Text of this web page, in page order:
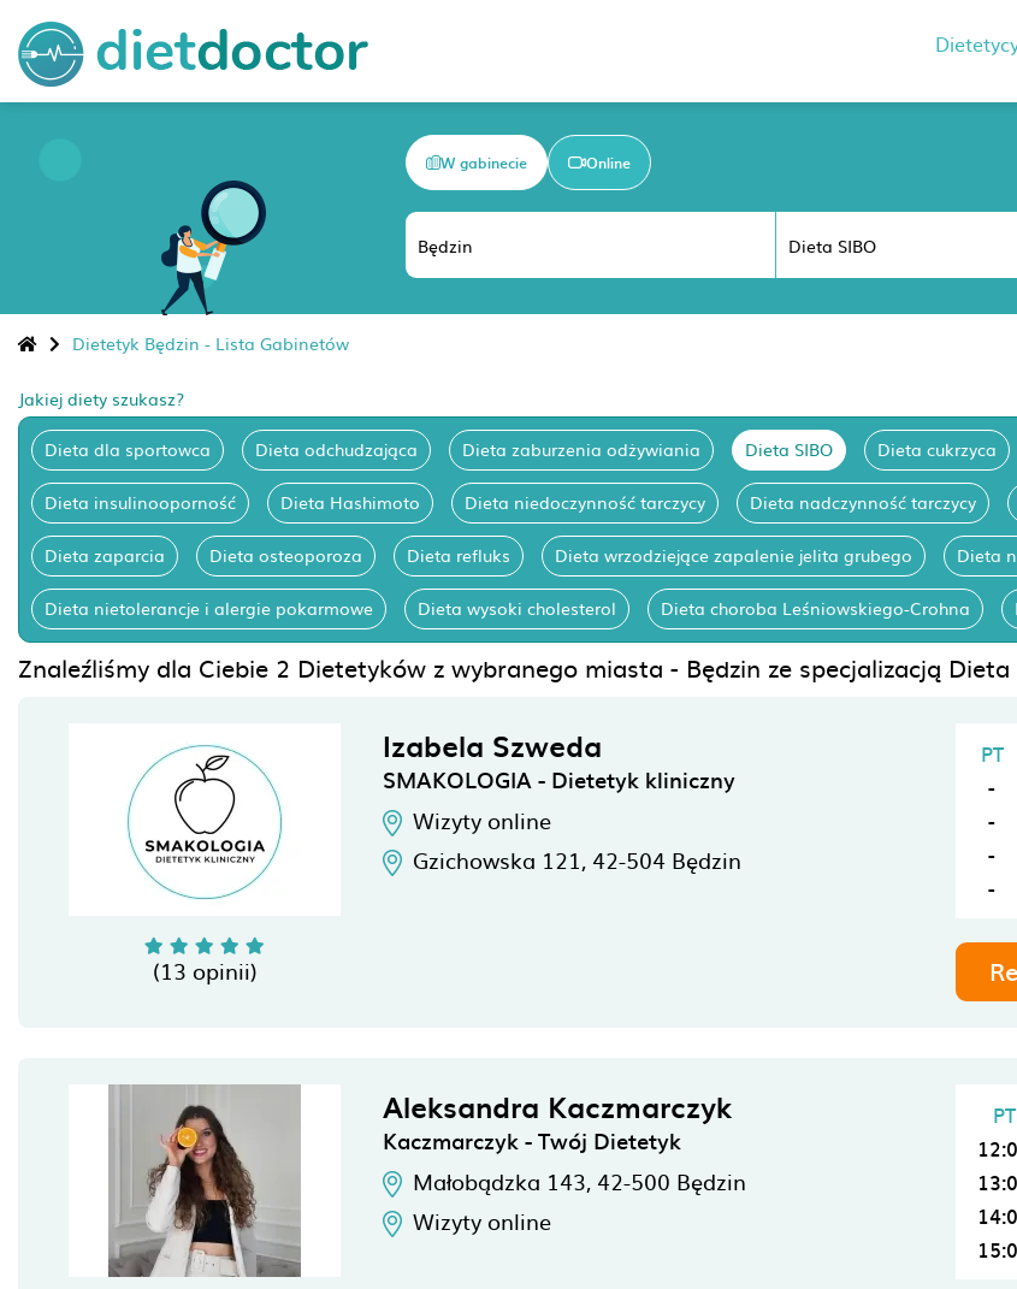
W gabinecie Online
Dietetyk Będzin - Lista Gabinetów
Jakiej diety szukasz?
Dieta dla sportowca Dieta odchudzająca Dieta zaburzenia odżywiania Dieta SIBO Dieta cukrzyca
Dieta insulinooporność Dieta Hashimoto Dieta niedoczynność tarczycy Dieta nadczynność tarczycy
Dieta zaparcia Dieta osteoporoza Dieta refluks Dieta wrzodziejące zapalenie jelita grubego Dieta
Dieta nietolerancje i alergie pokarmowe Dieta wysoki cholesterol Dieta choroba Leśniowskiego-Crohna
Znaleźliśmy dla Ciebie 2 Dietetyków z wybranego miasta - Będzin ze specjalizacją Dieta
(13 opinii)
Izabela Szweda
SMAKOLOGIA - Dietetyk kliniczny
Wizyty online
Gzichowska 121, 42-504 Będzin
PT
-
-
-
-
Aleksandra Kaczmarczyk
Kaczmarczyk - Twój Dietetyk
Małobądzka 143, 42-500 Będzin
Wizyty online
PT